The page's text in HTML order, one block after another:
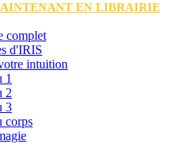
EN LIBRAIRIE
complet
d'IRIS
intuition
1
2
3
corps